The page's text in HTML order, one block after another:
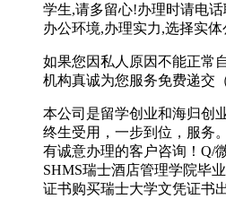
学生,请多留心!办理时请电
办公环境,办理实力,选择实体
如果您因私人原因不能正常
机构真诚为您服务免费递交
本公司是留学创业和海归创
终生受用，一步到位，服务
有诚意办理的客户咨询！Q/
SHMS瑞士酒店管理学院毕
证书购买瑞士大学文凭证书